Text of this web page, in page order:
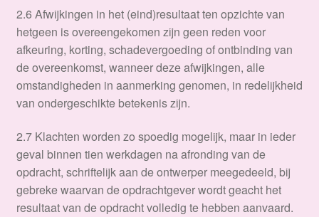
2.6 Afwijkingen in het (eind)resultaat ten opzichte van
hetgeen is overeengekomen zijn geen reden voor
afkeuring, korting, schadevergoeding of ontbinding van
de overeenkomst, wanneer deze afwijkingen, alle
omstandigheden in aanmerking genomen, in redelijkheid
van ondergeschikte betekenis zijn.
2.7 Klachten worden zo spoedig mogelijk, maar in ieder
geval binnen tien werkdagen na afronding van de
opdracht, schriftelijk aan de ontwerper meegedeeld, bij
gebreke waarvan de opdrachtgever wordt geacht het
resultaat van de opdracht volledig te hebben aanvaard.